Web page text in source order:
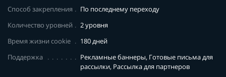
Способ закрепления
По последнему переходу
Количество уровней
2 уровня
Время жизни cookie
180 дней
Поддержка
Рекламные баннеры, Готовые письма для
рассылки, Рассылка для партнеров